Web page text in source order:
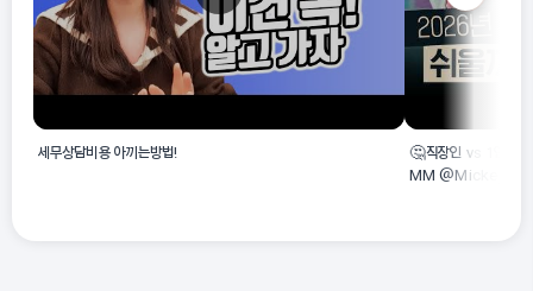
세무상담비용 아끼는방법!
🤔직장인 vs 1인 창
MM